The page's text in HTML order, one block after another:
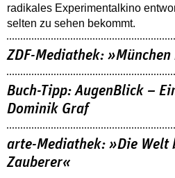
radikales Experimentalkino
selten zu sehen bekommt.
ZDF-Mediathek: »München
Buch-Tipp: AugenBlick –
Dominik Graf
arte-Mediathek: »Die Welt
Zauberer«